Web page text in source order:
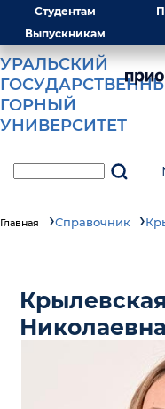
Студентам
Выпускникам
УРАЛЬСКИЙ
ГОРНЫЙ
УНИВЕРСИТЕТ
Главная Справочник
Николаевна